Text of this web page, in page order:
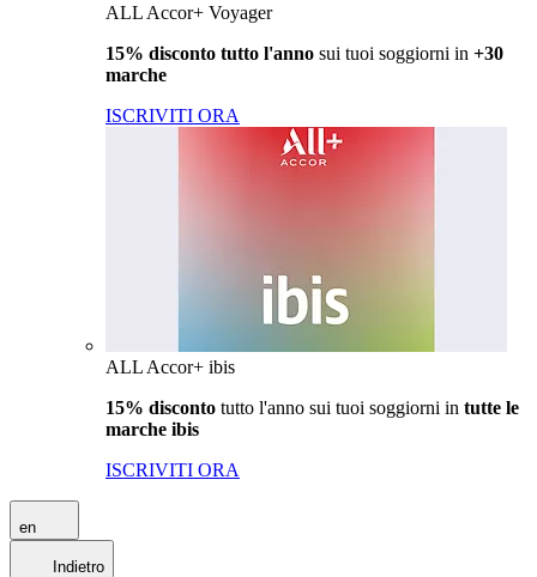
ALL Accor+ Voyager
15% disconto tutto l'anno sui tuoi soggiorni in +30
marche
ISCRIVITI ORA
ALL Accor+ ibis
15% disconto tutto l'anno sui tuoi soggiorni in tutte le
marche ibis
ISCRIVITI ORA
en
Indietro